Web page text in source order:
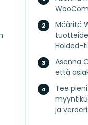
Määritä
Holded-
Asenna
että
Tee
ja